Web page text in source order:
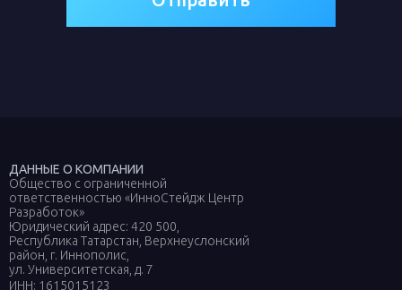
ДАННЫЕ О КОМПАНИИ
Общество с ограниченной
ответственностью «ИнноСтейдж Центр
Разработок»
Юридический адрес: 420 500,
Республика Татарстан, Верхнеуслонский
район, г. Иннополис,
ул. Университетская, д. 7
ИНН: 1615015123